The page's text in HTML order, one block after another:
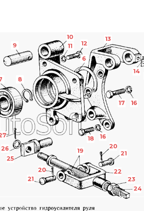
13
26
25
24
23
22
21
21
20
20
19
18
17 16
16
14
12
11
10
9
8
6